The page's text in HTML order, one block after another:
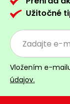
Užitočné
Vložením e-
údajov.